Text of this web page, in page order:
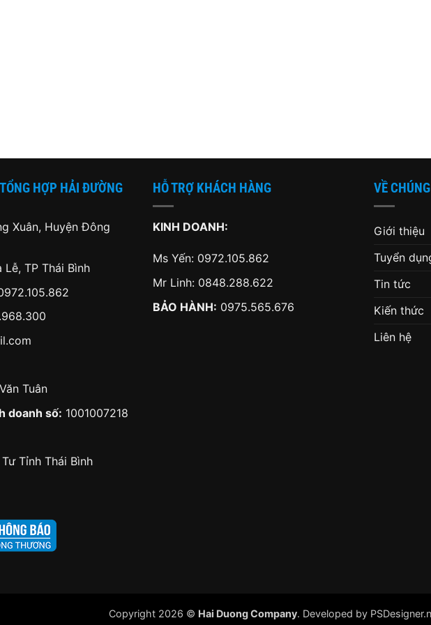
HỢP HẢI ĐƯỜNG
Xuân, Huyện Đông
TP Thái Bình
Tuân
doanh số: 1001007218
Tỉnh Thái Bình
HỖ TRỢ KHÁCH HÀNG
KINH DOANH:
Ms Yến: 0972.105.862
Mr Linh: 0848.288.622
BẢO HÀNH: 0975.565.676
VỀ
Giới thiệu
Tuyển
Tin tức
Kiến thức
Liên hệ
Copyright 2026 © Hai Duong Company. Developed by